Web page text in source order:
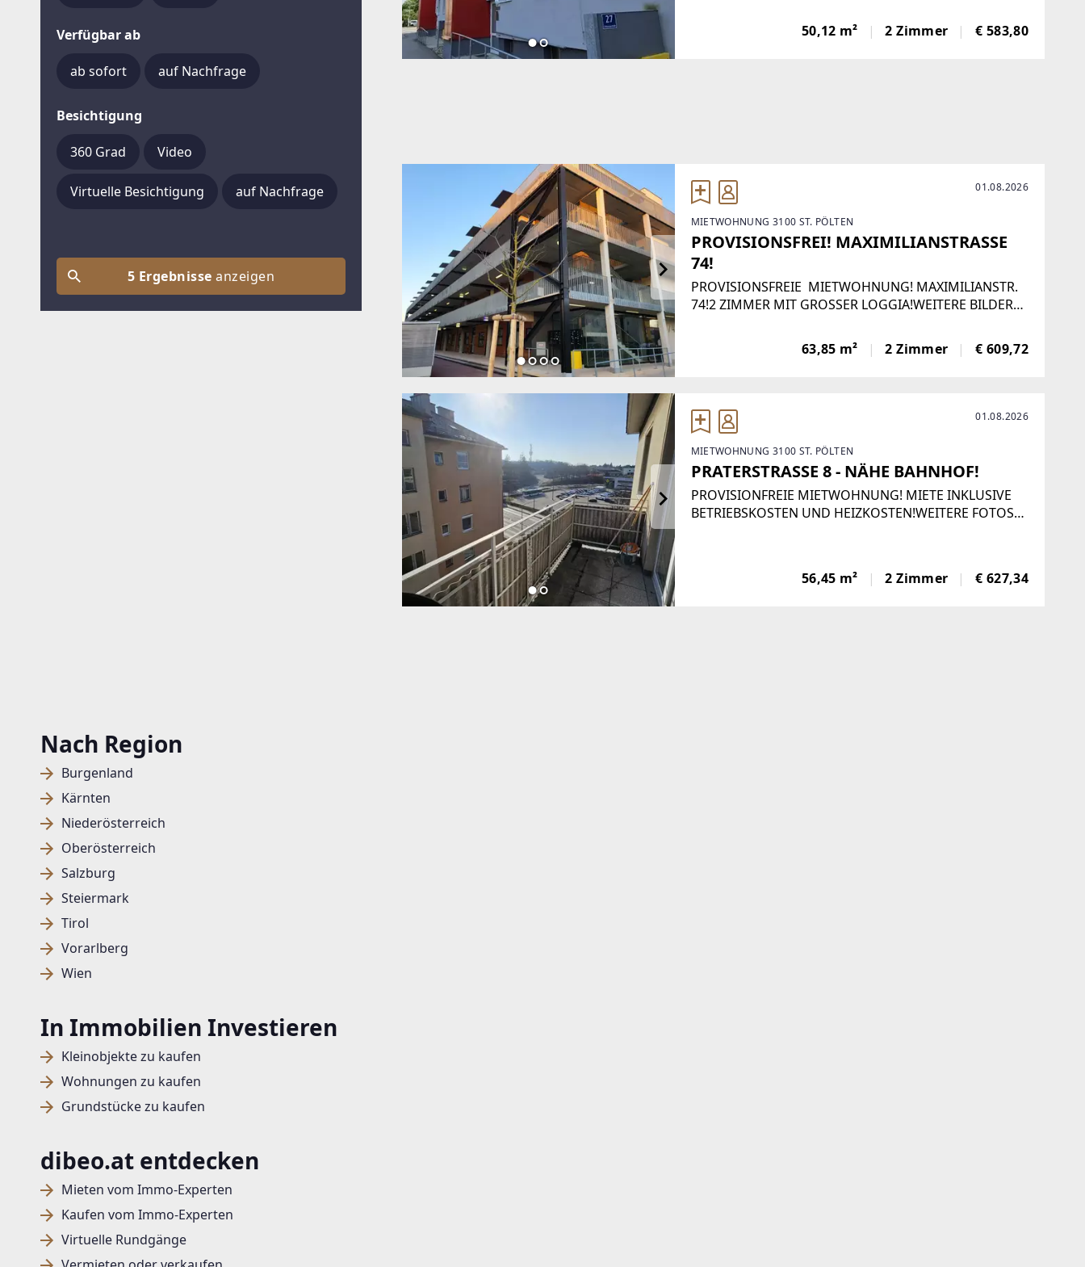
Verfügbar ab
ab sofort auf Nachfrage
Besichtigung
360 Grad Video
Virtuelle Besichtigung auf Nachfrage
5 Ergebnisseanzeigen
Nach Region
Burgenland
Kärnten
Niederösterreich
Oberösterreich
Salzburg
Steiermark
Tirol
Vorarlberg
Wien
In Immobilien Investieren
Kleinobjekte zu kaufen
Wohnungen zu kaufen
Grundstücke zu kaufen
dibeo.at entdecken
Mieten vom Immo-Experten
Kaufen vom Immo-Experten
Virtuelle Rundgänge
PersonenMeldezettel50,12 m² 2 Zimmer € 583,80
01.08.2026
MIETWOHNUNG 3100 ST. PÖLTEN
PROVISIONSFREI! MAXIMILIANSTRASSE
74!
PROVISIONSFREIE MIETWOHNUNG! MAXIMILIANSTR.
74!2 ZIMMER MIT GROSSER LOGGIA!WEITERE BILDER
Immobilienmakler erklärt, dass er –
63,85 m² 2 Zimmer € 609,72
01.08.2026
MIETWOHNUNG 3100 ST. PÖLTEN
PRATERSTRASSE 8 - NÄHE BAHNHOF!
PROVISIONFREIE MIETWOHNUNG! MIETE INKLUSIVE
BETRIEBSKOSTEN UND HEIZKOSTEN!WEITERE FOTOS
56,45 m² 2 Zimmer € 627,34